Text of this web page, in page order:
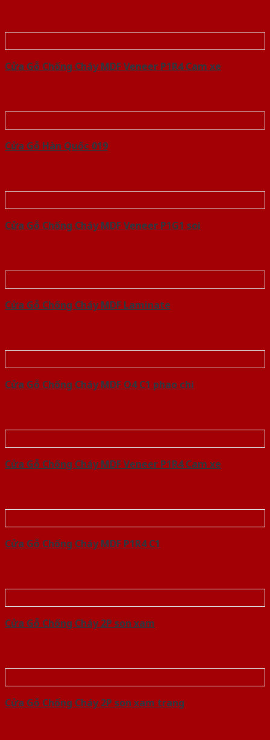
Cửa Gỗ Chống Cháy MDF Veneer P1R4 Cam xe
Cửa Gỗ Hàn Quốc 019
Cửa Gỗ Chống Cháy MDF Veneer P1G1 soi
Cửa Gỗ Chống Cháy MDF Laminate
Cửa Gỗ Chống Cháy MDF O4 C1 phao chi
Cửa Gỗ Chống Cháy MDF Veneer P1R4 Cam xe
Cửa Gỗ Chống Cháy MDF P1R4 C1
Cửa Gỗ Chống Cháy 2P son xam
Cửa Gỗ Chống Cháy 2P son xam trang